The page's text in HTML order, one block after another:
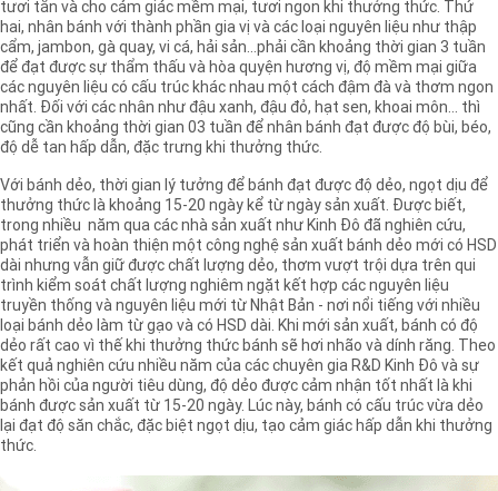
Liên hệ
tươi tắn và cho cảm giác mềm mại, tươi ngon khi thưởng thức. Thứ
hai, nhân bánh với thành phần gia vị và các loại nguyên liệu như thập
cẩm, jambon, gà quay, vi cá, hải sản…phải cần khoảng thời gian 3 tuần
để đạt được sự thẩm thấu và hòa quyện hương vị, độ mềm mại giữa
các nguyên liệu có cấu trúc khác nhau một cách đậm đà và thơm ngon
nhất. Đối với các nhân như đậu xanh, đậu đỏ, hạt sen, khoai môn… thì
cũng cần khoảng thời gian 03 tuần để nhân bánh đạt được độ bùi, béo,
độ dễ tan hấp dẫn, đặc trưng khi thưởng thức.
Với bánh dẻo, thời gian lý tưởng để bánh đạt được độ dẻo, ngọt dịu để
thưởng thức là khoảng 15-20 ngày kể từ ngày sản xuất. Được biết,
trong nhiều năm qua các nhà sản xuất như Kinh Đô đã nghiên cứu,
phát triển và hoàn thiện một công nghệ sản xuất bánh dẻo mới có HSD
dài nhưng vẫn giữ được chất lượng dẻo, thơm vượt trội dựa trên qui
trình kiểm soát chất lượng nghiêm ngặt kết hợp các nguyên liệu
truyền thống và nguyên liệu mới từ Nhật Bản - nơi nổi tiếng với nhiều
loại bánh dẻo làm từ gạo và có HSD dài. Khi mới sản xuất, bánh có độ
dẻo rất cao vì thế khi thưởng thức bánh sẽ hơi nhão và dính răng. Theo
kết quả nghiên cứu nhiều năm của các chuyên gia R&D Kinh Đô và sự
phản hồi của người tiêu dùng, độ dẻo được cảm nhận tốt nhất là khi
bánh được sản xuất từ 15-20 ngày. Lúc này, bánh có cấu trúc vừa dẻo
lại đạt độ săn chắc, đặc biệt ngọt dịu, tạo cảm giác hấp dẫn khi thưởng
thức.